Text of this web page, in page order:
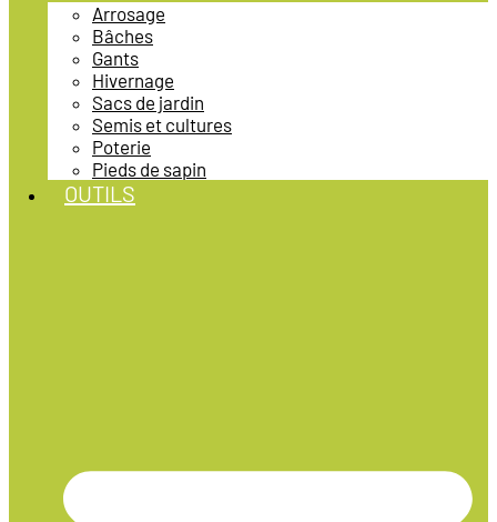
Arrosage
Bâches
Gants
Hivernage
Sacs de jardin
Semis et cultures
Poterie
Pieds de sapin
OUTILS